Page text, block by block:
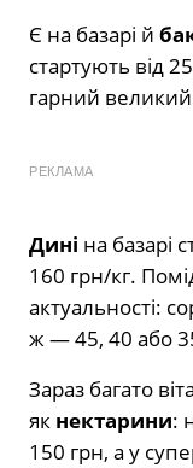
Є на базарі й
стартують від
гарний
РЕКЛАМА
Дині на базарі
160 грн/кг.
актуальності:
ж — 45, 40 або
Зараз багато
як нектарини:
150 грн, а у